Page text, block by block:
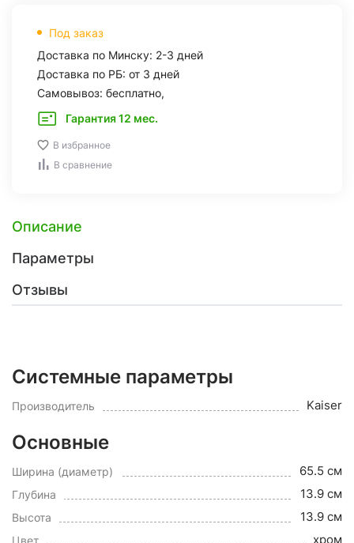
Под заказ
Доставка по Минску: 2-3 дней
Доставка по РБ: от 3 дней
Самовывоз: бесплатно,
Гарантия 12 мес.
В избранное
В сравнение
Описание
Параметры
Отзывы
Системные параметры
Производитель Kaiser
Основные
Ширина (диаметр) 65.5 см
Глубина 13.9 см
Высота 13.9 см
Цвет хром